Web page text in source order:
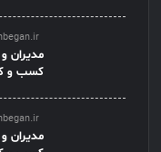
مدیران
کسب و
مدیران